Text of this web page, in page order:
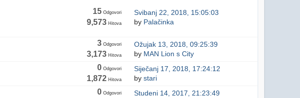
15Odgovori
9,573Hitova
Svibanj 22, 2018, 15:05:03
by Palačinka
3Odgovori
3,173Hitova
Ožujak 13, 2018, 09:25:39
by MAN Lion s City
0Odgovori
1,872Hitova
Siječanj 17, 2018, 17:24:12
by stari
0Odgovori
Studeni 14, 2017, 21:23:49